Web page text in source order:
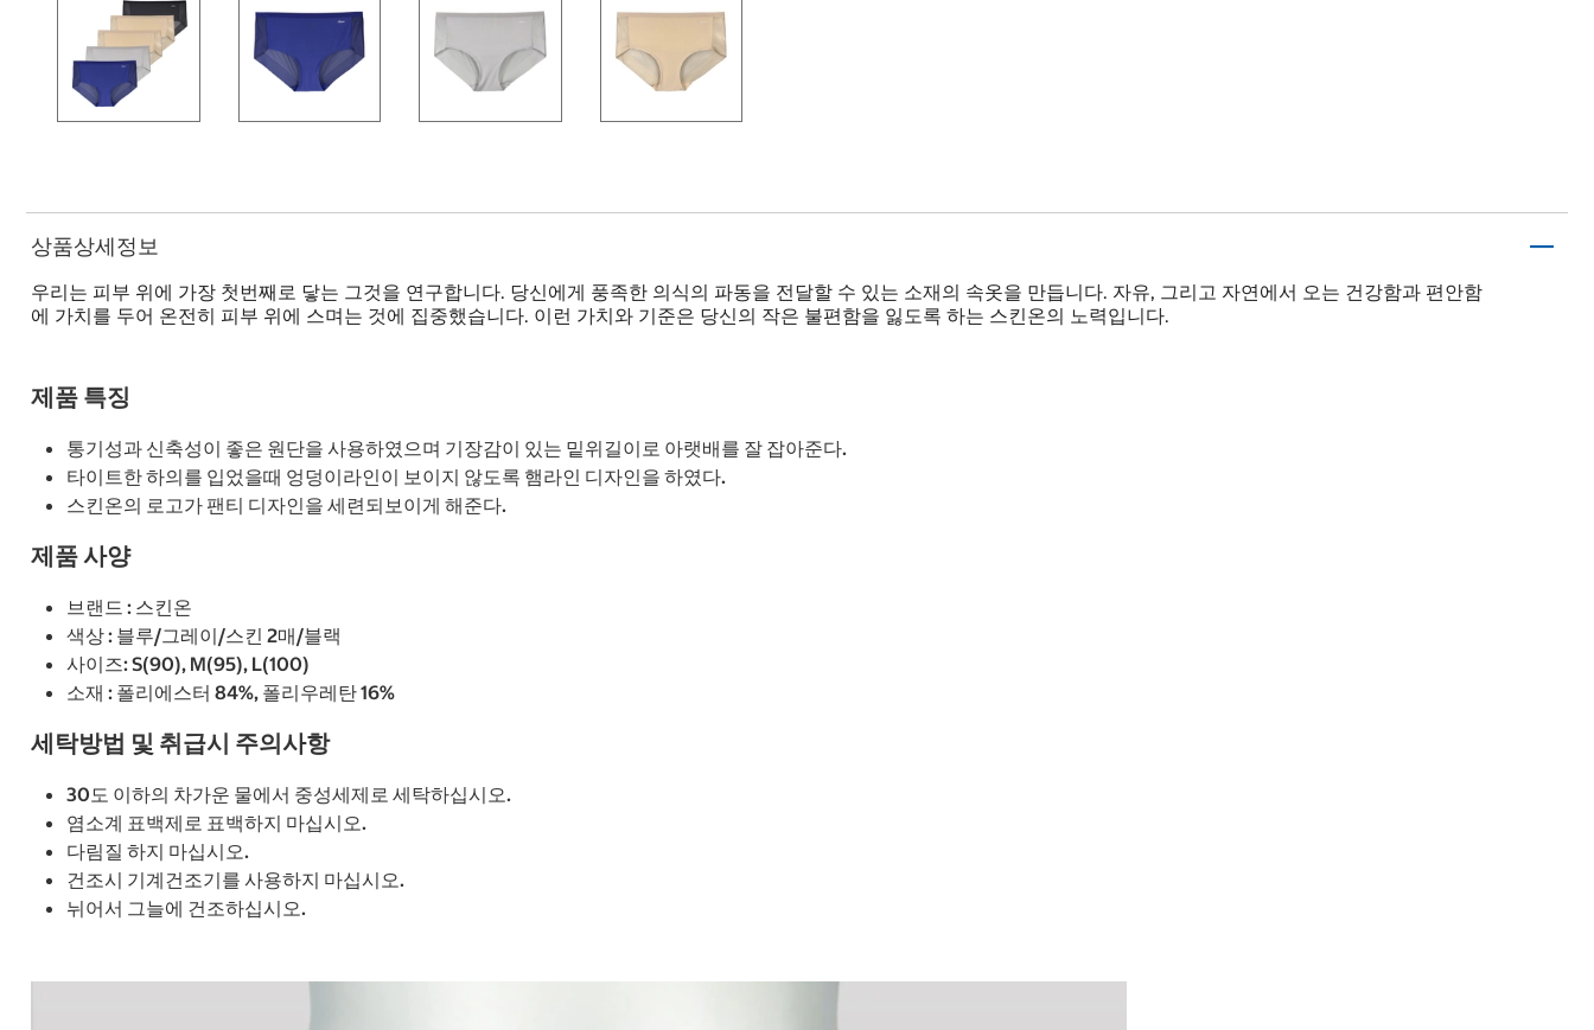
상품상세정보
우리는 피부 위에 가장 첫번째로 닿는 그것을 연구합니다. 당신에게 풍족한 의식의 파동을 전달할 수 있는 소재의 속옷을 만듭니다. 자유, 그리고 자연에서 오는 건강함과 편안함
에 가치를 두어 온전히 피부 위에 스며는 것에 집중했습니다. 이런 가치와 기준은 당신의 작은 불편함을 잃도록 하는 스킨온의 노력입니다.
제품 특징
통기성과 신축성이 좋은 원단을 사용하였으며 기장감이 있는 밑위길이로 아랫배를 잘 잡아준다.
타이트한 하의를 입었을때 엉덩이라인이 보이지 않도록 햄라인 디자인을 하였다.
스킨온의 로고가 팬티 디자인을 세련되보이게 해준다.
제품 사양
브랜드 : 스킨온
색상 : 블루/그레이/스킨 2매/블랙
사이즈: S(90), M(95), L(100)
소재 : 폴리에스터 84%, 폴리우레탄 16%
세탁방법 및 취급시 주의사항
30도 이하의 차가운 물에서 중성세제로 세탁하십시오.
염소계 표백제로 표백하지 마십시오.
다림질 하지 마십시오.
건조시 기계건조기를 사용하지 마십시오.
뉘어서 그늘에 건조하십시오.